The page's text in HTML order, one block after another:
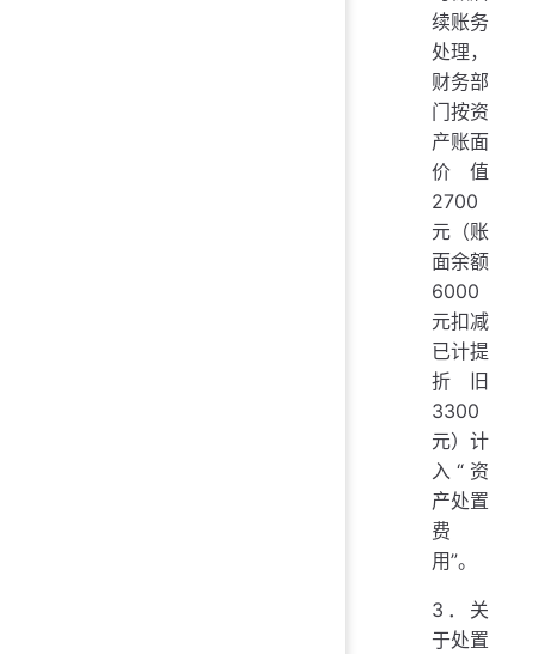
续账务
处理，
财务部
门按资
产账面
价值
2700
元（账
面余额
6000
元扣减
已计提
折旧
3300
元）计
入“资
产处置
费
用”。
3．关
于处置